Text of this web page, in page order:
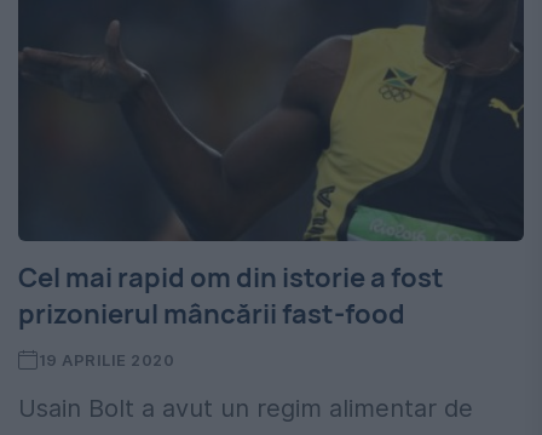
Cel mai rapid om din istorie a fost
prizonierul mâncării fast-food
19 APRILIE 2020
Usain Bolt a avut un regim alimentar de